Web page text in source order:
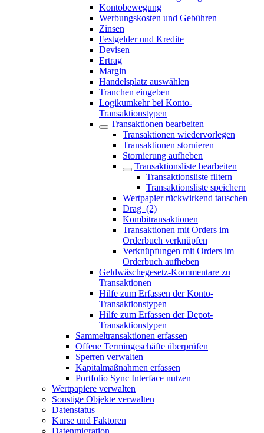
Kontobewegung
Werbungskosten und Gebühren
Zinsen
Festgelder und Kredite
Devisen
Ertrag
Margin
Handelsplatz auswählen
Tranchen eingeben
Logikumkehr bei Konto-
Transaktionstypen
Transaktionen bearbeiten
Transaktionen wiedervorlegen
Transaktionen stornieren
Stornierung aufheben
Transaktionsliste bearbeiten
Transaktionsliste filtern
Transaktionsliste speichern
Wertpapier rückwirkend tauschen
Drag (2)
Kombitransaktionen
Transaktionen mit Orders im
Orderbuch verknüpfen
Verknüpfungen mit Orders im
Orderbuch aufheben
Geldwäschegesetz-Kommentare zu
Transaktionen
Hilfe zum Erfassen der Konto-
Transaktionstypen
Hilfe zum Erfassen der Depot-
Transaktionstypen
Sammeltransaktionen erfassen
Offene Termingeschäfte überprüfen
Sperren verwalten
Kapitalmaßnahmen erfassen
Portfolio Sync Interface nutzen
Wertpapiere verwalten
Sonstige Objekte verwalten
Datenstatus
Kurse und Faktoren
Datenmigration